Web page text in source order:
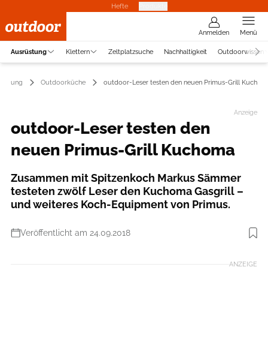
Hefte
Anmelden Menü
Ausrüstung Klettern Zeltplatzsuche Nachhaltigkeit Outdoorwissen
Outdoorküche outdoor-Leser testen den neuen Primus-Grill
Anzeige
outdoor-Leser testen den
neuen Primus-Grill Kuchoma
Zusammen mit Spitzenkoch Markus Sämmer
testeten zwölf Leser den Kuchoma Gasgrill –
und weiteres Koch-Equipment von Primus.
Veröffentlicht am 24.09.2018
Foto: Boris Gnielka
ANZEIGE